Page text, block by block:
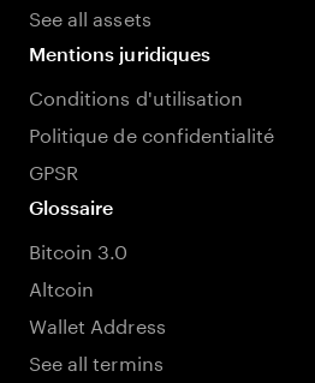
See all assets
Mentions juridiques
Conditions d'utilisation
Politique de confidentialité
GPSR
Glossaire
Bitcoin 3.0
Altcoin
Wallet Address
See all termins